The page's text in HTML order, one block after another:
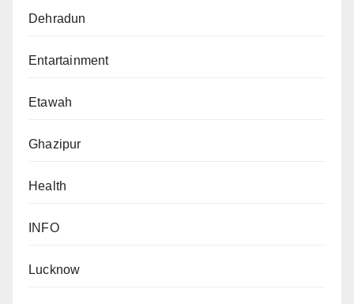
Dehradun
Entartainment
Etawah
Ghazipur
Health
INFO
Lucknow